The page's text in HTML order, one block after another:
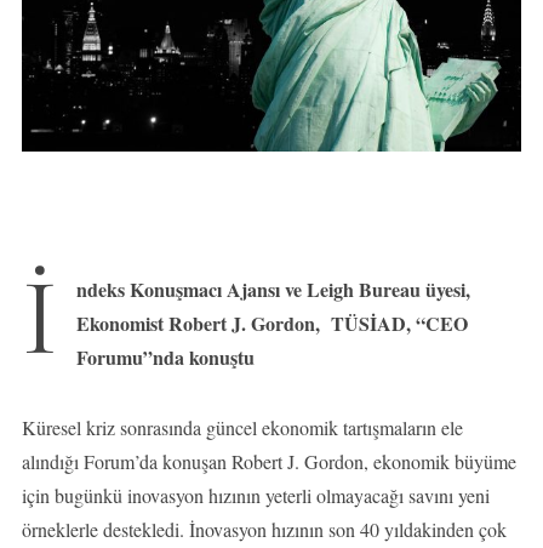
İ
ndeks Konuşmacı Ajansı ve Leigh Bureau üyesi,
Ekonomist Robert J. Gordon, TÜSİAD, “CEO
Forumu”nda konuştu
Küresel kriz sonrasında güncel ekonomik tartışmaların ele
alındığı Forum’da konuşan Robert J. Gordon, ekonomik büyüme
için bugünkü inovasyon hızının yeterli olmayacağı savını yeni
örneklerle destekledi. İnovasyon hızının son 40 yıldakinden çok